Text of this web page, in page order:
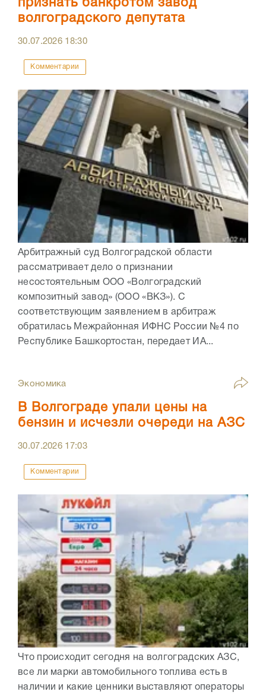
признать банкротом завод
волгоградского депутата
30.07.2026 18:30
Комментарии
Арбитражный суд Волгоградской области
рассматривает дело о признании
несостоятельным ООО «Волгоградский
композитный завод» (ООО «ВКЗ»). С
соответствующим заявлением в арбитраж
обратилась Межрайонная ИФНС России №4 по
Республике Башкортостан, передает ИА...
Экономика
В Волгограде упали цены на
бензин и исчезли очереди на АЗС
30.07.2026 17:03
Комментарии
Что происходит сегодня на волгоградских АЗС,
все ли марки автомобильного топлива есть в
наличии и какие ценники выставляют операторы